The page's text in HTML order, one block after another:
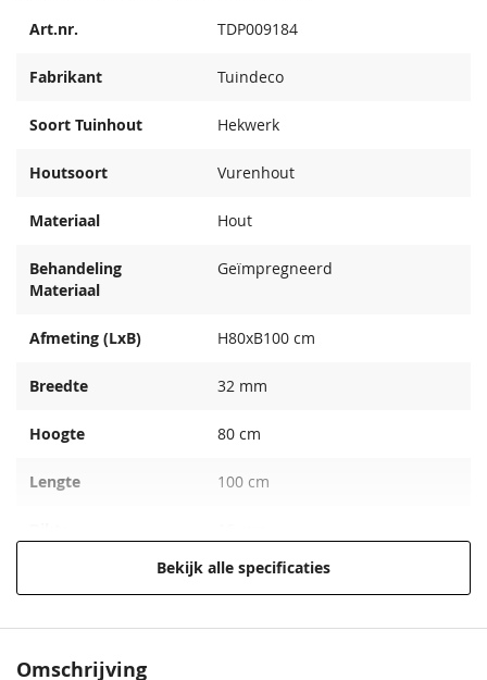
Art.nr. TDP009184
Fabrikant Tuindeco
Soort Tuinhout Hekwerk
Houtsoort Vurenhout
Materiaal Hout
Behandeling
Materiaal
Geïmpregneerd
Afmeting (LxB) H80xB100 cm
Breedte 32 mm
Hoogte 80 cm
Lengte 100 cm
Midden-Europa
Extra informatie
Gladgeschaafd met ronde
Bekijk alle specificaties
Omschrijving